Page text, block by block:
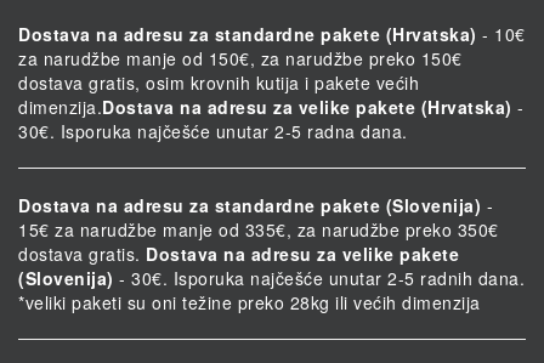
Dostava na adresu za standardne pakete (Hrvatska) - 10€
za narudžbe manje od 150€, za narudžbe preko 150€
dostava gratis, osim krovnih kutija i pakete većih
dimenzija.Dostava na adresu za velike pakete (Hrvatska) -
30€. Isporuka najčešće unutar 2-5 radna dana.
Dostava na adresu za standardne pakete (Slovenija) -
15€ za narudžbe manje od 335€, za narudžbe preko 350€
dostava gratis. Dostava na adresu za velike pakete
(Slovenija) - 30€. Isporuka najčešće unutar 2-5 radnih dana.
*veliki paketi su oni težine preko 28kg ili većih dimenzija